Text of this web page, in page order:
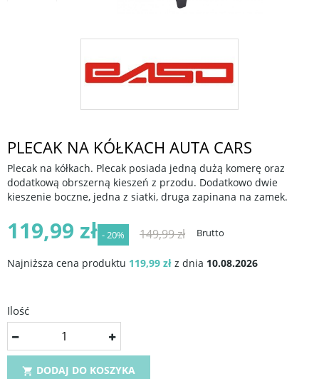
PLECAK NA KÓŁKACH AUTA CARS
Plecak na kółkach. Plecak posiada jedną dużą komerę oraz
dodatkową obrszerną kieszeń z przodu. Dodatkowo dwie
kieszenie boczne, jedna z siatki, druga zapinana na zamek.
119,99 zł - 20% 149,99 zł Brutto
Najniższa cena produktu 119,99 zł z dnia 10.08.2026
Ilość
 DODAJ DO KOSZYKA